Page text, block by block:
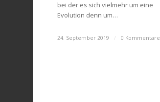
bei der es sich vielmehr um eine
Evolution denn um…
24. September 2019 / 0 Kommentare